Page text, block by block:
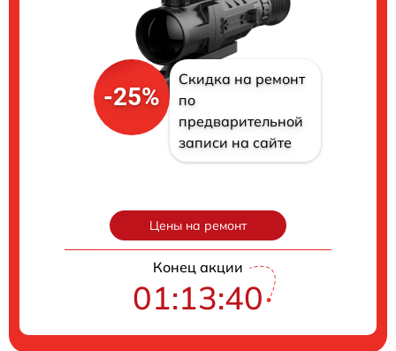
-25%
Скидка на ремонт
по
предварительной
записи на сайте
Цены на ремонт
Конец акции
01:13:39